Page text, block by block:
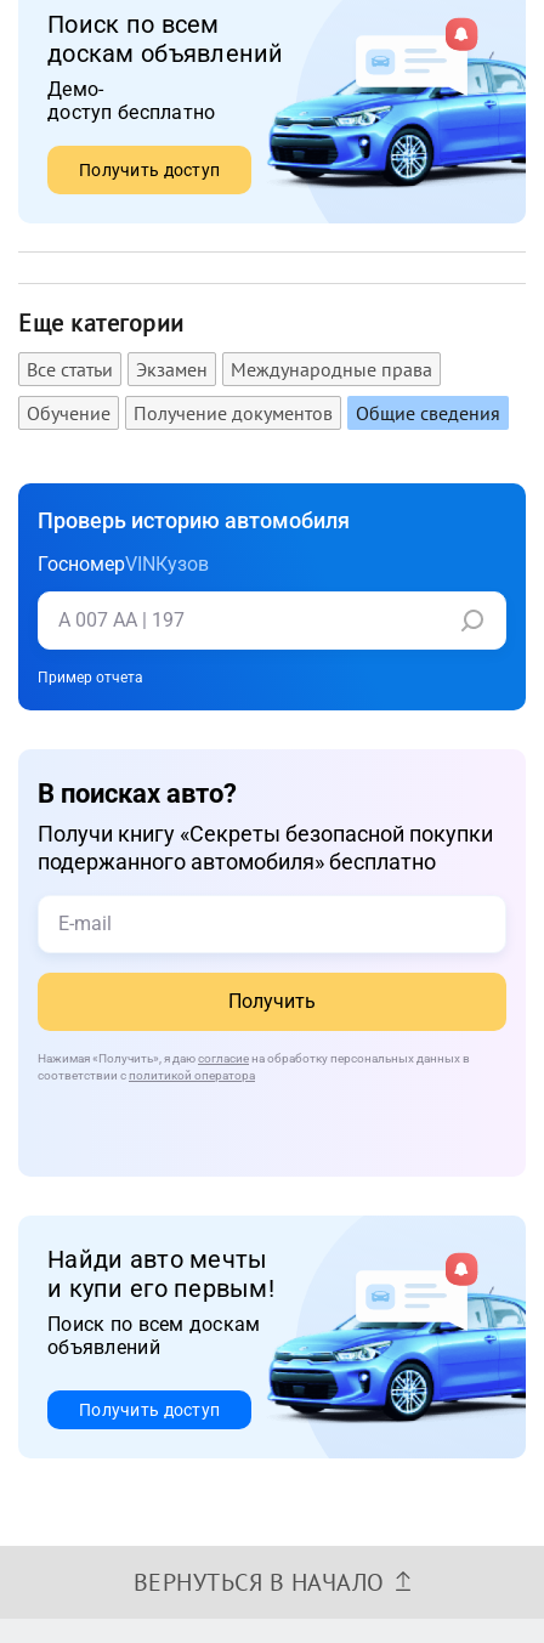
Поиск по всем
доскам объявлений
Демо-
доступ бесплатно
Получить доступ
Еще категории
Все статьи Экзамен
Международные права
Обучение
Получение документов Общие сведения
Проверь историю автомобиля
ГосномерVINКузов
Пример отчета
В поисках авто?
Получи книгу «Cекреты безопасной покупки
подержанного автомобиля» бесплатно
Получить
Нажимая «Получить» , я даюсогласиена обработку персональных данных в
соответствии сполитикой оператора
Найди авто мечты
и купи его первым!
Поиск по всем доскам
объявлений
Получить доступ
ВЕРНУТЬСЯ В НАЧАЛО